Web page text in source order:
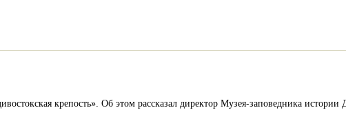
крепость». Об этом рассказал директор Музея-заповедника истории